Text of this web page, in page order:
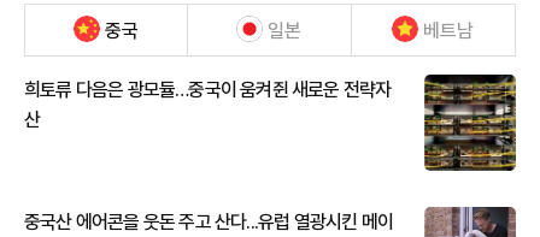
중국 일본 베트남
희토류 다음은 광모듈…중국이 움켜쥔 새로운 전략자
산
중국산 에어콘을 웃돈 주고 산다...유럽 열광시킨 메이